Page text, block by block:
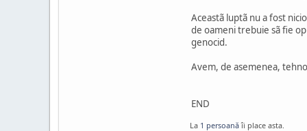
Aceastã luptã nu a fost
de oameni trebuie sã fie
genocid.
Avem, de asemenea,
END
La 1 persoanăîi place asta.